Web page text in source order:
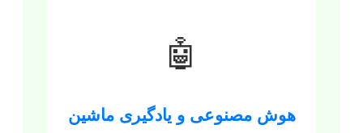
🤖
هوش مصنوعی و یادگیری ماشین